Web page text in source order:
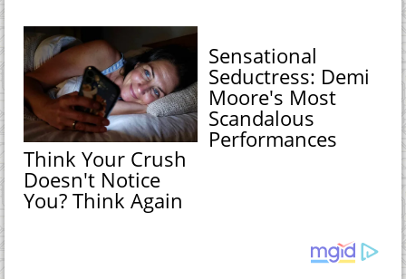
Think Your Crush
Doesn't Notice
You? Think Again
Sensational
Seductress: Demi
Moore's Most
Scandalous
Performances